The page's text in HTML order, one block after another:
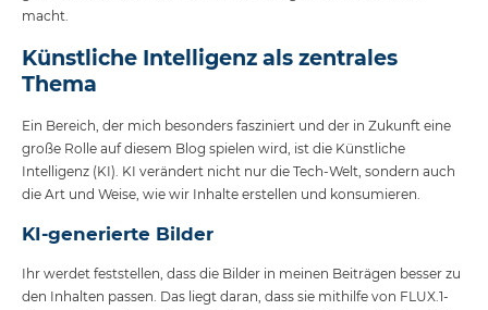
macht.
Künstliche Intelligenz als zentrales
Thema
Ein Bereich, der mich besonders fasziniert und der in Zukunft eine
große Rolle auf diesem Blog spielen wird, ist die Künstliche
Intelligenz (KI). KI verändert nicht nur die Tech-Welt, sondern auch
die Art und Weise, wie wir Inhalte erstellen und konsumieren.
KI-generierte Bilder
Ihr werdet feststellen, dass die Bilder in meinen Beiträgen besser zu
den Inhalten passen. Das liegt daran, dass sie mithilfe von FLUX.1-